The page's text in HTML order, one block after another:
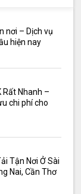
nơi – Dịch vụ
hiện nay
Rất Nhanh –
chi phí cho
Tận Nơi Ở Sài
Nai, Cần Thơ